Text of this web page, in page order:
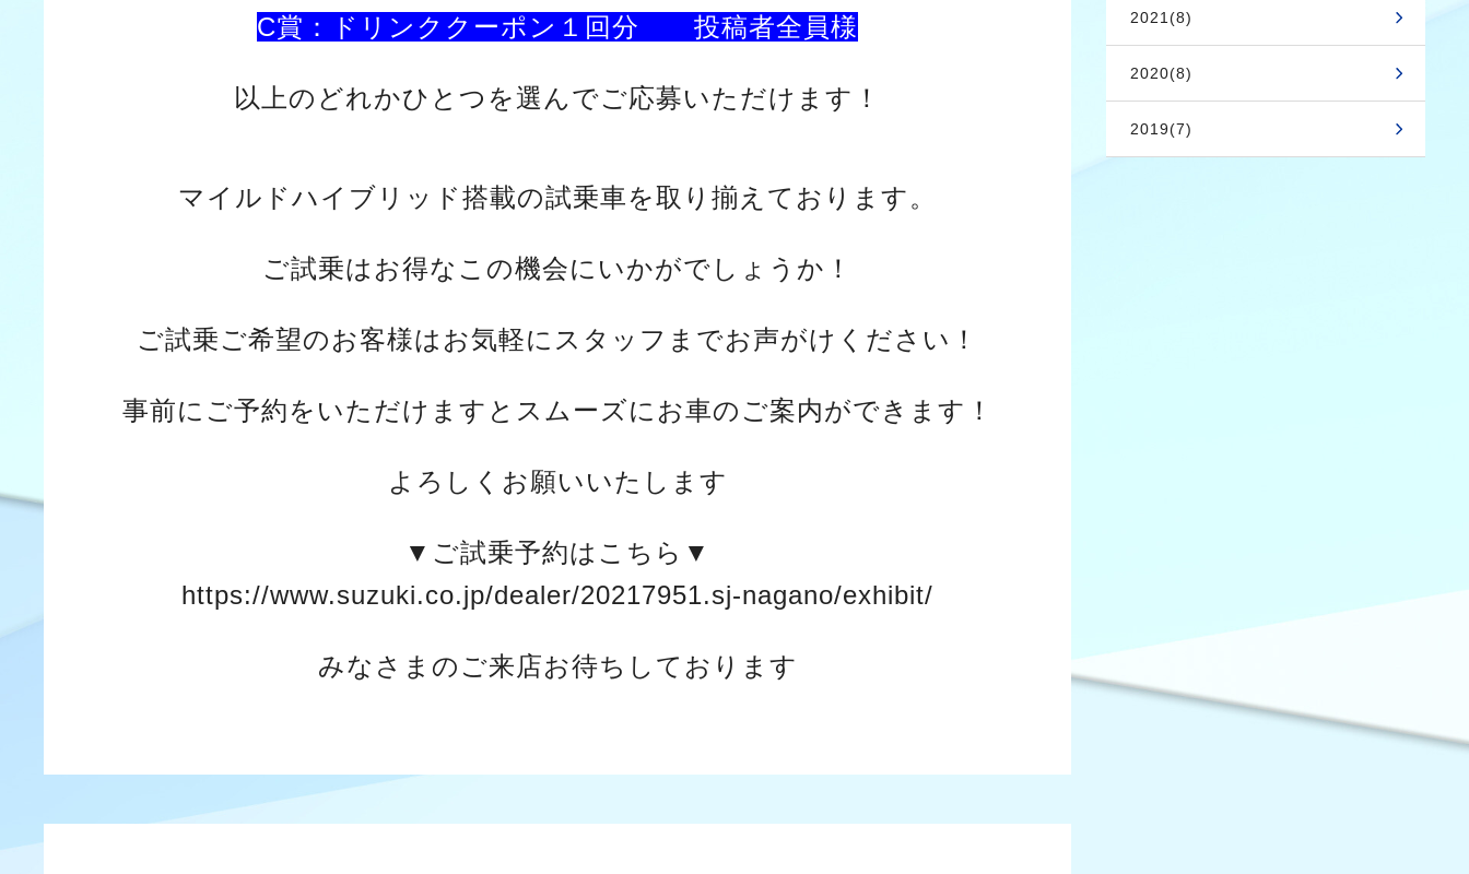
C賞：ドリンククーポン１回分 投稿者全員様
以上のどれかひとつを選んでご応募いただけます！
マイルドハイブリッド搭載の試乗車を取り揃えております。
ご試乗はお得なこの機会にいかがでしょうか！
ご試乗ご希望のお客様はお気軽にスタッフまでお声がけください！
事前にご予約をいただけますと スムーズにお車のご案内ができます！
よろしくお願いいたします
▼ご試乗予約はこちら▼
https://www.suzuki.co.jp/dealer/20217951.sj-nagano/exhibit/
みなさまのご来店お待ちしております
2021(8)
2020(8)
2019(7)